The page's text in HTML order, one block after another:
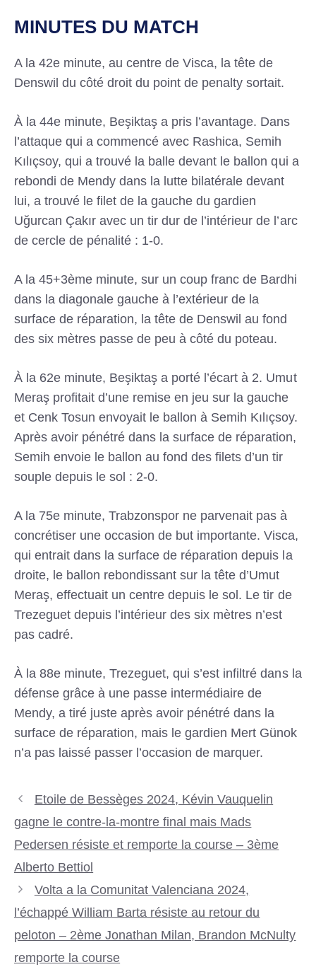
MINUTES DU MATCH
A la 42e minute, au centre de Visca, la tête de
Denswil du côté droit du point de penalty sortait.
À la 44e minute, Beşiktaş a pris l’avantage. Dans
l’attaque qui a commencé avec Rashica, Semih
Kılıçsoy, qui a trouvé la balle devant le ballon qui a
rebondi de Mendy dans la lutte bilatérale devant
lui, a trouvé le filet de la gauche du gardien
Uğurcan Çakır avec un tir dur de l’intérieur de l’arc
de cercle de pénalité : 1-0.
A la 45+3ème minute, sur un coup franc de Bardhi
dans la diagonale gauche à l’extérieur de la
surface de réparation, la tête de Denswil au fond
des six mètres passe de peu à côté du poteau.
À la 62e minute, Beşiktaş a porté l’écart à 2. Umut
Meraş profitait d’une remise en jeu sur la gauche
et Cenk Tosun envoyait le ballon à Semih Kılıçsoy.
Après avoir pénétré dans la surface de réparation,
Semih envoie le ballon au fond des filets d’un tir
souple depuis le sol : 2-0.
A la 75e minute, Trabzonspor ne parvenait pas à
concrétiser une occasion de but importante. Visca,
qui entrait dans la surface de réparation depuis la
droite, le ballon rebondissant sur la tête d’Umut
Meraş, effectuait un centre depuis le sol. Le tir de
Trezeguet depuis l’intérieur des six mètres n’est
pas cadré.
À la 88e minute, Trezeguet, qui s’est infiltré dans la
défense grâce à une passe intermédiaire de
Mendy, a tiré juste après avoir pénétré dans la
surface de réparation, mais le gardien Mert Günok
n’a pas laissé passer l’occasion de marquer.
Etoile de Bessèges 2024, Kévin Vauquelin
gagne le contre-la-montre final mais Mads
Pedersen résiste et remporte la course – 3ème
Alberto Bettiol
Volta a la Comunitat Valenciana 2024,
l’échappé William Barta résiste au retour du
peloton – 2ème Jonathan Milan, Brandon McNulty
remporte la course